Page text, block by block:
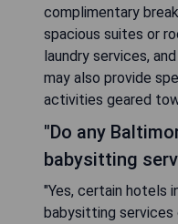
complimentary
spacious suites or
laundry services,
may also provide
activities geared
"Do any
babysitting
"Yes, certain hotels
babysitting